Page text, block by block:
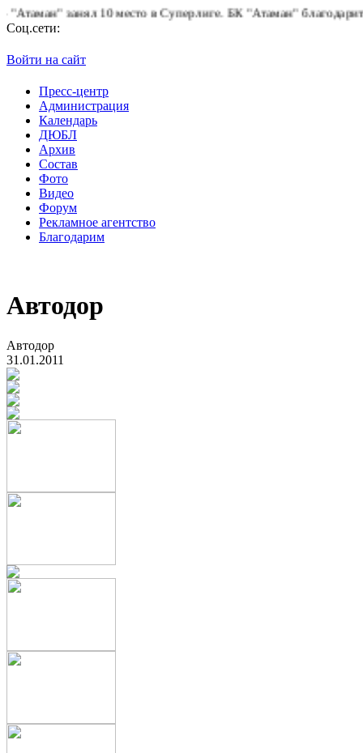
занял 10 место в Суперлиге.БК "Атаман" благодарит
Соц.сети:
Войти на сайт
Пресс-центр
Администрация
Календарь
ДЮБЛ
Архив
Состав
Фото
Видео
Форум
Рекламное агентство
Благодарим
Автодор
Автодор
31.01.2011